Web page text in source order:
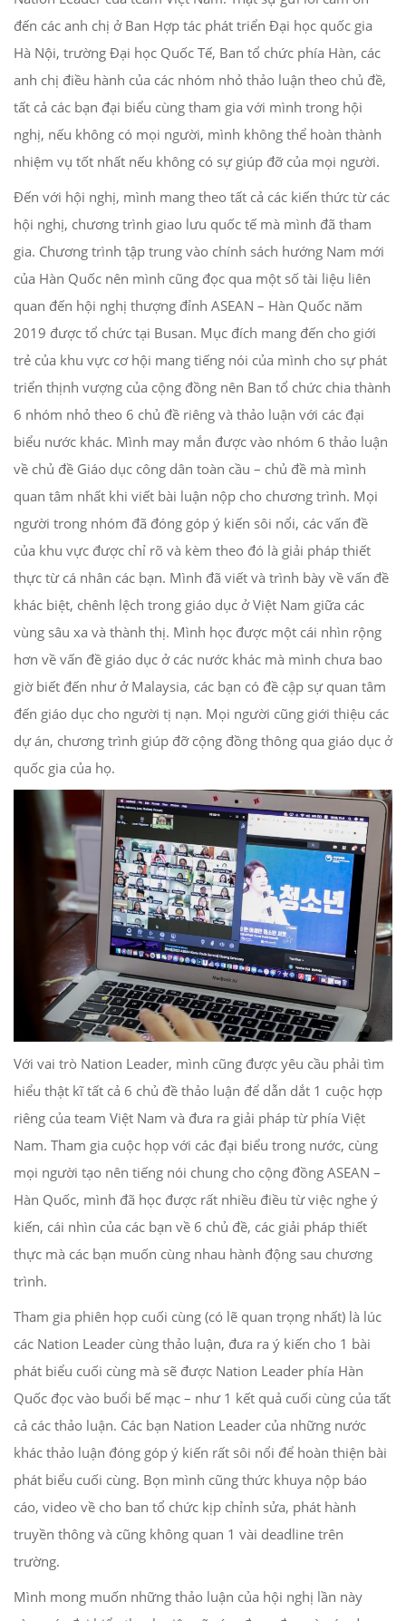
đến các anh chị ở Ban Hợp tác phát triển Đại học quốc gia
Hà Nội, trường Đại học Quốc Tế, Ban tổ chức phía Hàn, các
anh chị điều hành của các nhóm nhỏ thảo luận theo chủ đề,
tất cả các bạn đại biểu cùng tham gia với mình trong hội
nghị, nếu không có mọi người, mình không thể hoàn thành
nhiệm vụ tốt nhất nếu không có sự giúp đỡ của mọi người.
Đến với hội nghị, mình mang theo tất cả các kiến thức từ các
hội nghị, chương trình giao lưu quốc tế mà mình đã tham
gia. Chương trình tập trung vào chính sách hướng Nam mới
của Hàn Quốc nên mình cũng đọc qua một số tài liệu liên
quan đến hội nghị thượng đỉnh ASEAN – Hàn Quốc năm
2019 được tổ chức tại Busan. Mục đích mang đến cho giới
trẻ của khu vực cơ hội mang tiếng nói của mình cho sự phát
triển thịnh vượng của cộng đồng nên Ban tổ chức chia thành
6 nhóm nhỏ theo 6 chủ đề riêng và thảo luận với các đại
biểu nước khác. Mình may mắn được vào nhóm 6 thảo luận
về chủ đề Giáo dục công dân toàn cầu – chủ đề mà mình
quan tâm nhất khi viết bài luận nộp cho chương trình. Mọi
người trong nhóm đã đóng góp ý kiến sôi nổi, các vấn đề
của khu vực được chỉ rõ và kèm theo đó là giải pháp thiết
thực từ cá nhân các bạn. Mình đã viết và trình bày về vấn đề
khác biệt, chênh lệch trong giáo dục ở Việt Nam giữa các
vùng sâu xa và thành thị. Mình học được một cái nhìn rộng
hơn về vấn đề giáo dục ở các nước khác mà mình chưa bao
giờ biết đến như ở Malaysia, các bạn có đề cập sự quan tâm
đến giáo dục cho người tị nạn. Mọi người cũng giới thiệu các
dự án, chương trình giúp đỡ cộng đồng thông qua giáo dục ở
quốc gia của họ.
Với vai trò Nation Leader, mình cũng được yêu cầu phải tìm
hiểu thật kĩ tất cả 6 chủ đề thảo luận để dẫn dắt 1 cuộc hợp
riêng của team Việt Nam và đưa ra giải pháp từ phía Việt
Nam. Tham gia cuộc họp với các đại biểu trong nước, cùng
mọi người tạo nên tiếng nói chung cho cộng đồng ASEAN –
Hàn Quốc, mình đã học được rất nhiều điều từ việc nghe ý
kiến, cái nhìn của các bạn về 6 chủ đề, các giải pháp thiết
thực mà các bạn muốn cùng nhau hành động sau chương
trình.
Tham gia phiên họp cuối cùng (có lẽ quan trọng nhất) là lúc
các Nation Leader cùng thảo luận, đưa ra ý kiến cho 1 bài
phát biểu cuối cùng mà sẽ được Nation Leader phía Hàn
Quốc đọc vào buổi bế mạc – như 1 kết quả cuối cùng của tất
cả các thảo luận. Các bạn Nation Leader của những nước
khác thảo luận đóng góp ý kiến rất sôi nổi để hoàn thiện bài
phát biểu cuối cùng. Bọn mình cũng thức khuya nộp báo
cáo, video về cho ban tổ chức kịp chỉnh sửa, phát hành
truyền thông và cũng không quan 1 vài deadline trên
trường.
Mình mong muốn những thảo luận của hội nghị lần này